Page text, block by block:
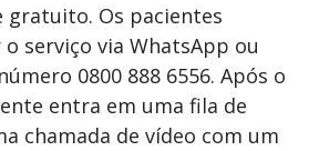
gratuito. Os pacientes
serviço via WhatsApp ou
0800 888 6556. Após o
entra em uma fila de
chamada de vídeo com um